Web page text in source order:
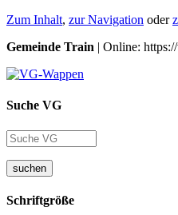
Zum Inhalt, zur Navigation oder
Gemeinde Train | Online:
Suche VG
suchen
Schriftgröße